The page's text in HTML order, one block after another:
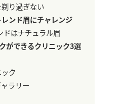
り過ぎない
ンド眉にチャレンジ
ドはナチュラル眉
ができるクリニック3選
ク
ラリー